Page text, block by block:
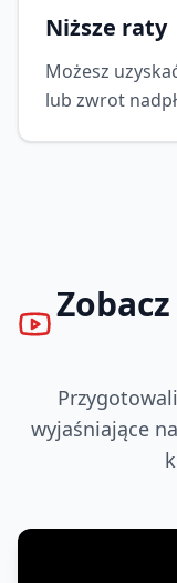
Niższe raty
Możesz
lub zwrot
wyjaśniające